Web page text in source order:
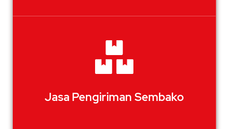
Jasa Pengiriman Sembako